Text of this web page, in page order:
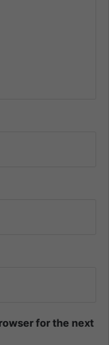
for the next